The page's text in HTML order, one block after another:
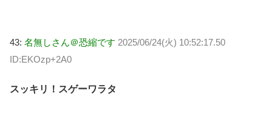
43: 名無しさん＠恐縮です 2025/06/24(火) 10:52:17.50
ID:EKOzp+2A0
スッキリ！スゲーワラタ